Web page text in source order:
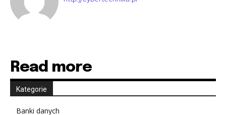
Read more
Kategorie
Banki danych